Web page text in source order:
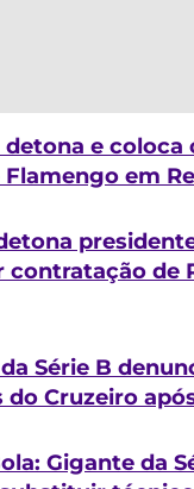
e coloca
em
contratação de
Série B
do Cruzeiro
Gigante da